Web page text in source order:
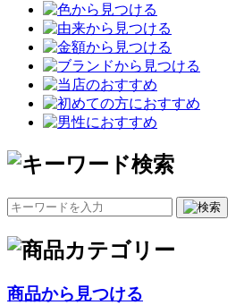
商品から見つける